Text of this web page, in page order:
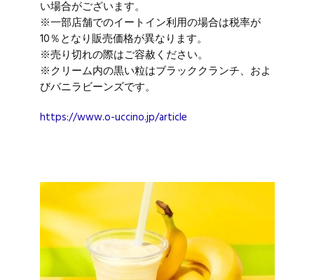
い場合がございます。
※一部店舗でのイートイン利用の場合は税率が
10％となり販売価格が異なります。
※売り切れの際はご容赦ください。
※クリーム内の黒い粒はブラッククランチ、およ
びバニラビーンズです。
https://www.o-uccino.jp/article